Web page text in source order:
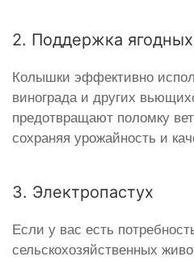
2. Поддержка
Колышки эффективно
винограда и других
предотвращают поломку
сохраняя урожайность и
3. Электропастух
Если у вас есть
сельскохозяйственных